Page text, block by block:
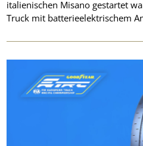
italienischen Misano gestartet
Truck mit batterieelektrischem